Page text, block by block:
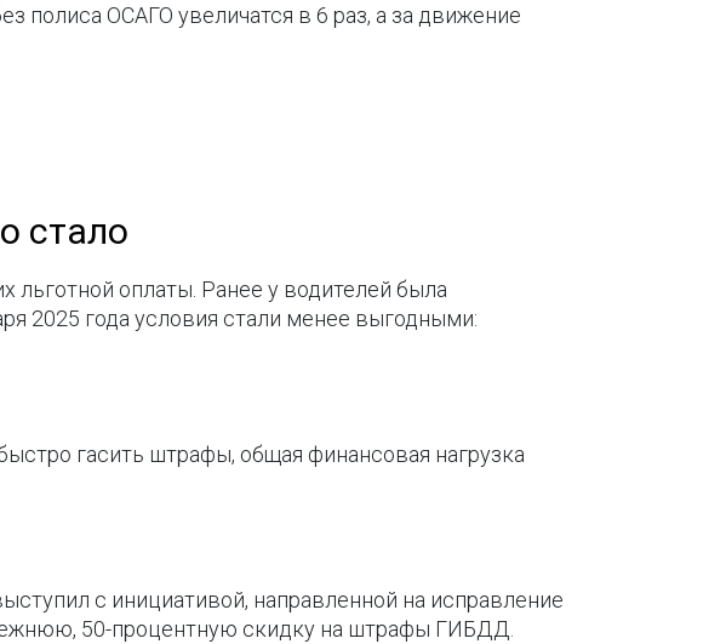
полиса ОСАГО увеличатся в 6 раз, а за движение
стало
оплаты. Ранее у водителей была
2025 года условия стали менее выгодными:
гасить штрафы, общая финансовая нагрузка
с инициативой, направленной на исправление
50-процентную скидку на штрафы ГИБДД.